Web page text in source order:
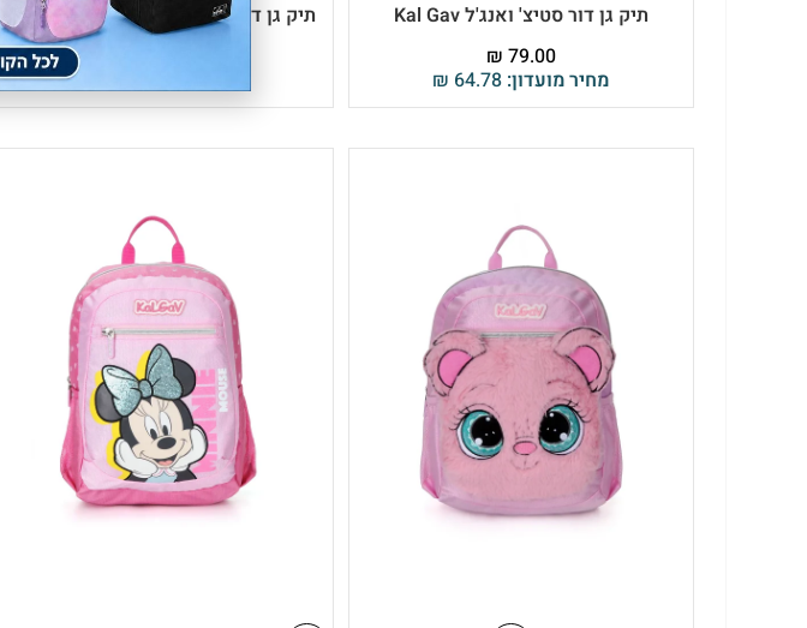
תיק גן דור סטיצ' ואנג'ל Kal Gav
מחיר מועדון: ₪ 64.78
₪ 79.00
תיק גן דור בית הבובות של גבי Kal Gav
₪